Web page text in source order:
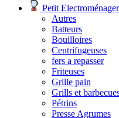
Petit Electroménager
Autres
Batteurs
Bouilloires
Centrifugeuses
fers a repasser
Friteuses
Grille pain
Grills et
Pétrins
Presse Agrumes